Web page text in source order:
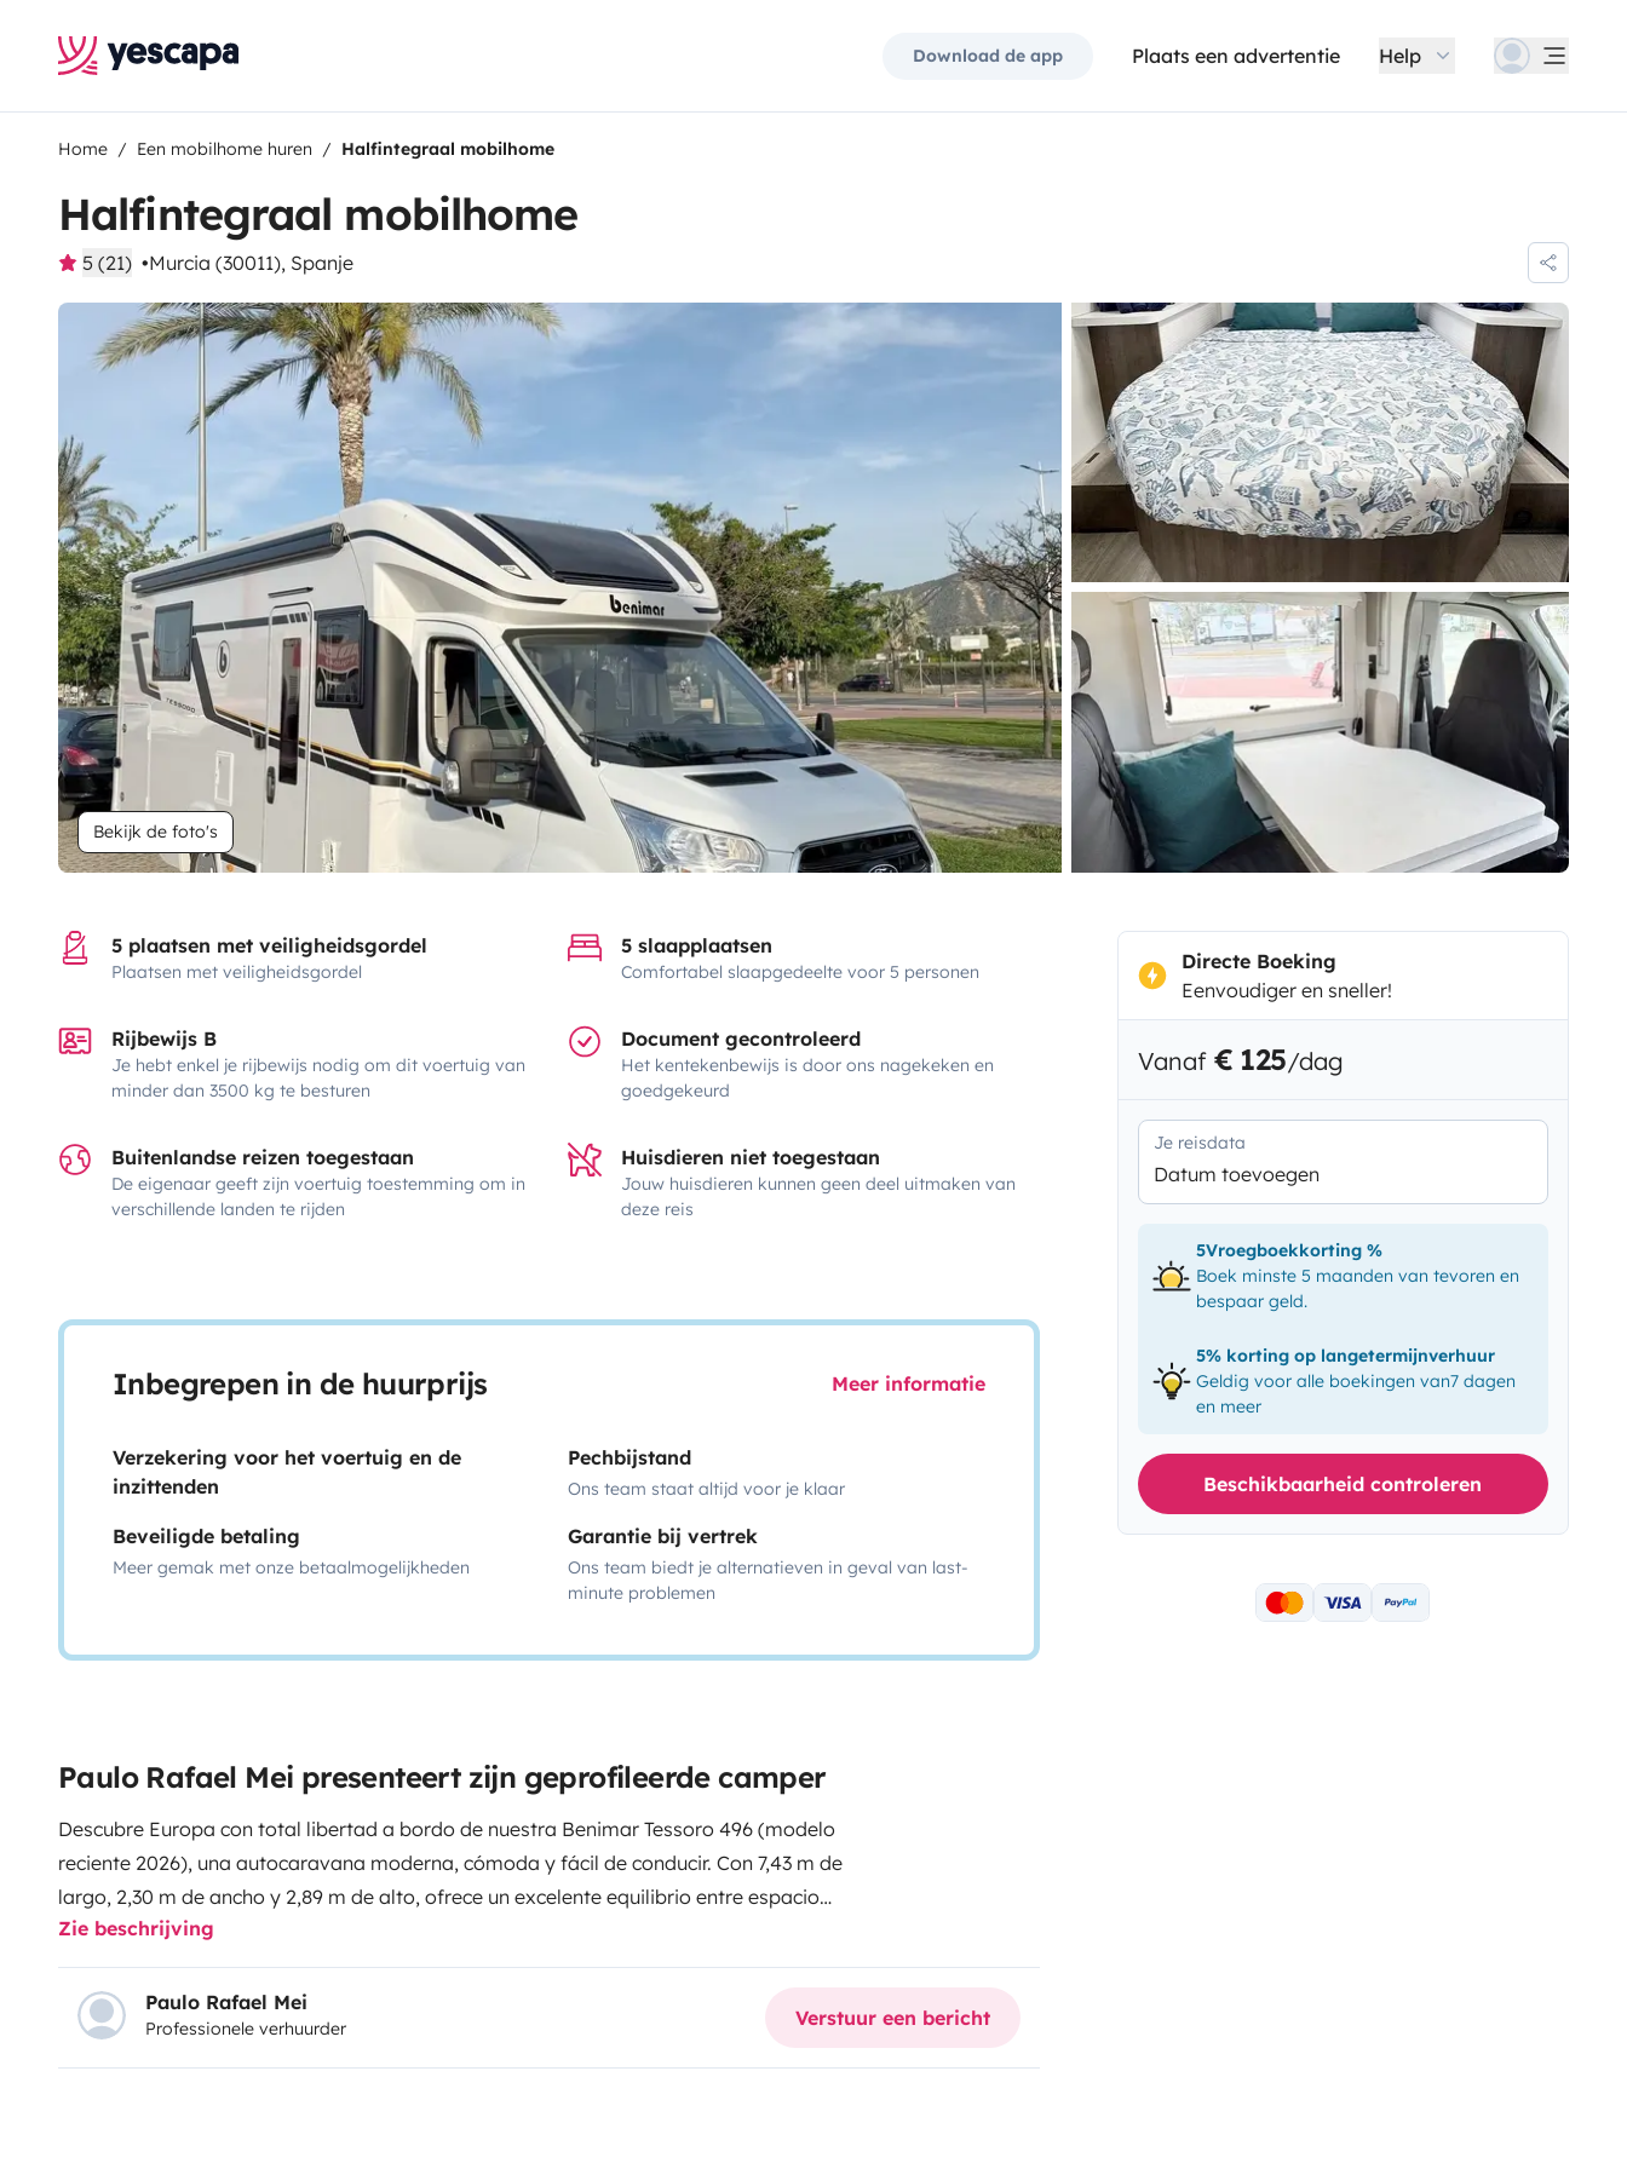
Download de app Plaats een advertentie Help
Home Een mobilhome huren Halfintegraal mobilhome
Halfintegraal mobilhome
5 (21) Murcia (30011), Spanje
Bekijk de foto's
5 plaatsen met veiligheidsgordel
Plaatsen met veiligheidsgordel
5 slaapplaatsen
Comfortabel slaapgedeelte voor 5 personen
Rijbewijs B
Je hebt enkel je rijbewijs nodig om dit voertuig van
minder dan 3500 kg te besturen
Document gecontroleerd
Het kentekenbewijs is door ons nagekeken en
goedgekeurd
Buitenlandse reizen toegestaan
De eigenaar geeft zijn voertuig toestemming om in
verschillende landen te rijden
Huisdieren niet toegestaan
Jouw huisdieren kunnen geen deel uitmaken van
deze reis
Inbegrepen in de huurprijs Meer informatie
Verzekering voor het voertuig en de
inzittenden
Pechbijstand
Ons team staat altijd voor je klaar
Beveiligde betaling
Meer gemak met onze betaalmogelijkheden
Garantie bij vertrek
Ons team biedt je alternatieven in geval van last-
minute problemen
Paulo Rafael Mei presenteert zijn geprofileerde camper
Descubre Europa con total libertad a bordo de nuestra Benimar Tessoro 496 (modelo
reciente 2026), una autocaravana moderna, cómoda y fácil de conducir. Con 7,43 m de
largo, 2,30 m de ancho y 2,89 m de alto, ofrece un excelente equilibrio entre espacio
interior y manejabilidad, ideal tanto para una primera experiencia como para viajes
más largos. Equipada con motor de 165 CV sobre base Ford Transit, garantiza una
conducción segura, estable y agradable en todo tipo de rutas. En el interior cuenta
con un salón cómodo y funcional con distribución perfecta, pensado para aprovechar
al máximo el espacio y facilitar el día a día durante el viaje. Dispone de una cama
Zie beschrijving
Paulo Rafael Mei
Professionele verhuurder Verstuur een bericht
Directe Boeking
Eenvoudiger en sneller!
Vanaf € 125/dag
Je reisdata
Datum toevoegen
5Vroegboekkorting %
Boek minste 5 maanden van tevoren en
bespaar geld.
5% korting op langetermijnverhuur
Geldig voor alle boekingen van7 dagen
en meer
Beschikbaarheid controleren